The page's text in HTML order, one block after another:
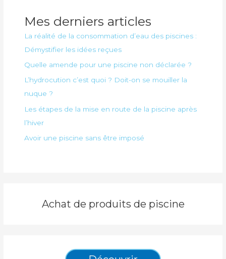
Mes derniers articles
La réalité de la consommation d’eau des piscines :
Démystifier les idées reçues
Quelle amende pour une piscine non déclarée ?
L’hydrocution c’est quoi ? Doit-on se mouiller la
nuque ?
Les étapes de la mise en route de la piscine après
l’hiver
Avoir une piscine sans être imposé
Achat de produits de piscine